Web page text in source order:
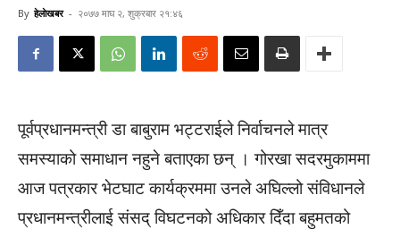
By हेलाेखबर - २०७७ माघ २, शुक्रबार २१:४६
पूर्वप्रधानमन्त्री डा बाबुराम भट्टराईले निर्वाचनले मात्र
समस्याको समाधान नहुने बताएका छन् । गोरखा सदरमुकाममा
आज पत्रकार भेटघाट कार्यक्रममा उनले अघिल्लो संविधानले
प्रधानमन्त्रीलाई संसद् विघटनको अधिकार दिँदा बहुमतको